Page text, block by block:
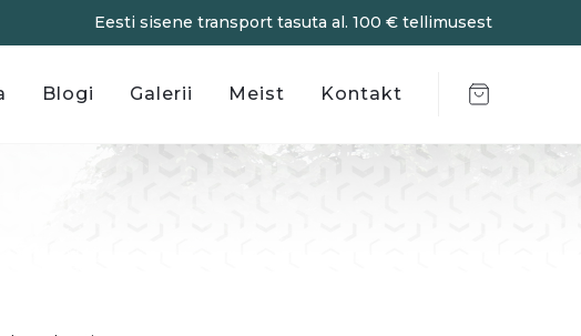
Eesti sisene transport tasuta al. 100 € tellimusest
Blogi Galerii Meist Kontakt Items in